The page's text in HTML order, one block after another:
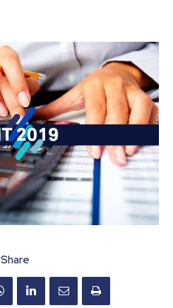
Share